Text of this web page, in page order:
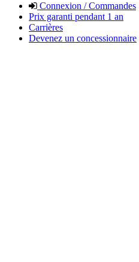
Connexion / Commandes
Prix garanti pendant 1 an
Carrières
Devenez un concessionnaire